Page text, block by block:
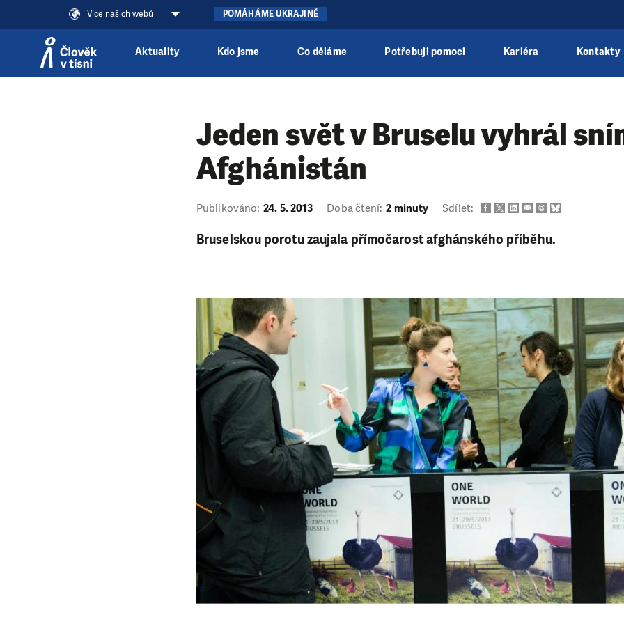
Více našich webů POMÁHÁME UKRAJINĚ
Aktuality Kdo jsme Co děláme Potřebuji pomoci Kariéra Kontakty
Jeden svět v Bruselu vyhrál
Afghánistán
Publikováno: 24. 5. 2013 Doba čtení: 2 minuty Sdílet:
Bruselskou porotu zaujala přímočarost afghánského příběhu.